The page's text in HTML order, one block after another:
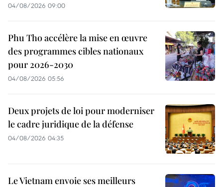
04/08/2026 09:00
Phu Tho accélère la mise en œuvre
des programmes cibles nationaux
pour 2026-2030
04/08/2026 05:56
Deux projets de loi pour moderniser
le cadre juridique de la défense
04/08/2026 04:35
Le Vietnam envoie ses meilleurs